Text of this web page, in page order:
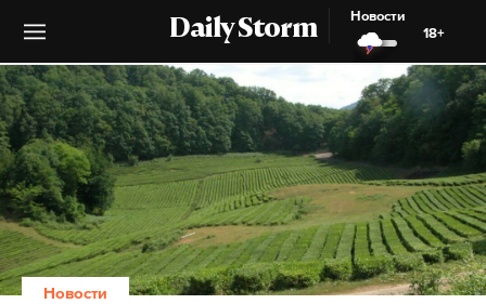
Daily Storm
Новости
18+
Новости